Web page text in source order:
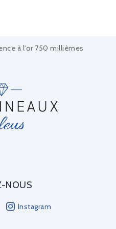
à l'or 750 millièmes
NOUS
Instagram